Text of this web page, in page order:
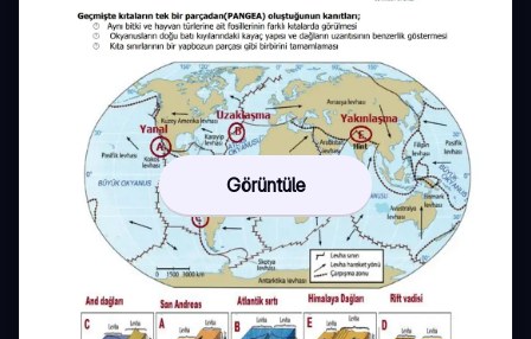
Görüntüle